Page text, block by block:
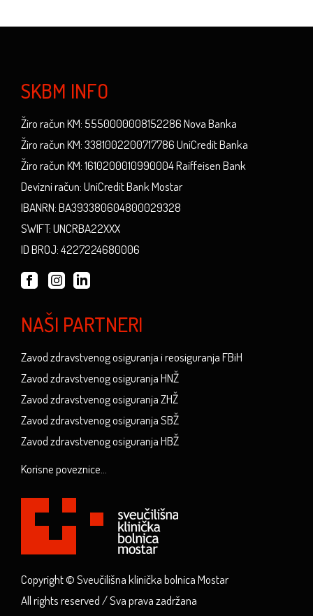
SKBM INFO
Žiro račun KM: 5550000008152286 Nova Banka
Žiro račun KM: 3381002200717786 UniCredit Banka
Žiro račun KM: 1610200010990004 Raiffeisen Bank
Devizni račun: UniCredit Bank Mostar
IBANRN: BA393380604800029328
SWIFT: UNCRBA22XXX
ID BROJ: 4227224680006
NAŠI PARTNERI
Zavod zdravstvenog osiguranja i reosiguranja FBiH
Zavod zdravstvenog osiguranja HNŽ
Zavod zdravstvenog osiguranja ZHŽ
Zavod zdravstvenog osiguranja SBŽ
Zavod zdravstvenog osiguranja HBŽ
Korisne poveznice...
Copyright © Sveučilišna klinička bolnica Mostar
All rights reserved / Sva prava zadržana